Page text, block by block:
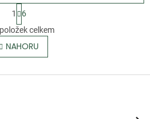
O
v
l
á
S
t
r
á
n
k
1
6
položek celkem
NAHORU